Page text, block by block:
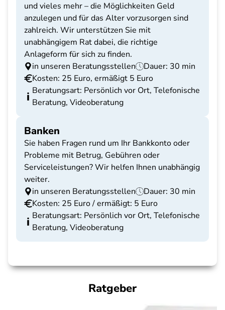
und vieles mehr – die Möglichkeiten Geld
anzulegen und für das Alter vorzusorgen sind
zahlreich. Wir unterstützen Sie mit
unabhängigem Rat dabei, die richtige
Anlageform für sich zu finden.
in unseren Beratungsstellen
Dauer: 30 min
Kosten: 25 Euro, ermäßigt 5 Euro
Beratungsart: Persönlich vor Ort, Telefonische
Beratung, Videoberatung
Banken
Sie haben Fragen rund um Ihr Bankkonto oder
Probleme mit Betrug, Gebühren oder
Serviceleistungen? Wir helfen Ihnen unabhängig
weiter.
in unseren Beratungsstellen
Dauer: 30 min
Kosten: 25 Euro / ermäßigt: 5 Euro
Beratungsart: Persönlich vor Ort, Telefonische
Beratung, Videoberatung
Ratgeber